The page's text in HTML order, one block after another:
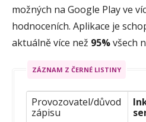
možných na Google Play ve
hodnoceních. Aplikace je
aktuálně více než 95%všech
ZÁZNAM Z ČERNÉ LISTINY
Provozovatel/důvod
zápisu